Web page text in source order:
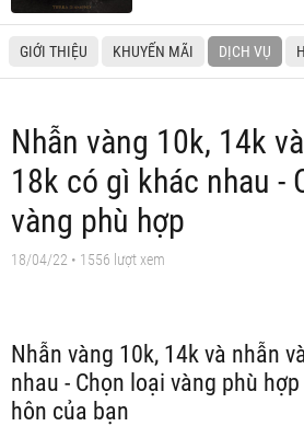
GIỚI THIỆU KHUYẾN MÃI DỊCH VỤ
Nhẫn vàng 10k, 14k
18k có gì khác nhau -
vàng phù hợp
18/04/22 • 1556 lượt xem
Nhẫn vàng 10k, 14k và nhẫn
nhau - Chọn loại vàng phù
hôn của bạn